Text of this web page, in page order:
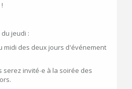
jeudi :
midi des deux jours d'événement
serez invité∙e à la soirée des